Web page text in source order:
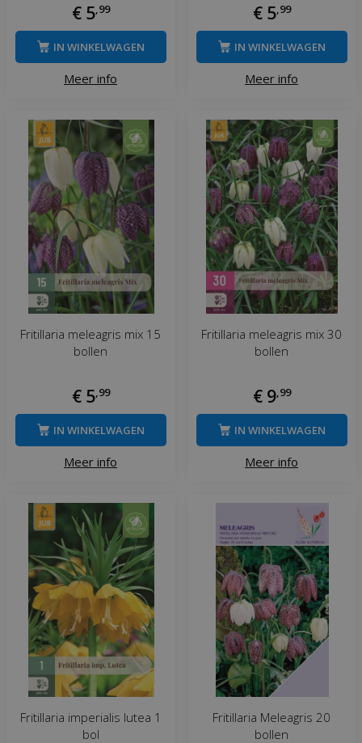
€ 5 99
Meer info
IN WINKELWAGEN
€ 5 99
Meer info
IN WINKELWAGEN
Fritillaria meleagris mix 15
bollen
€ 5 99
Meer info
IN WINKELWAGEN
Fritillaria meleagris mix 30
bollen
€ 9, 99
Meer info
IN WINKELWAGEN
Fritillaria imperialis lutea 1
bol
Fritillaria Meleagris 20
bollen